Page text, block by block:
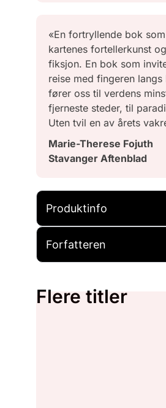
«En fortryllende bok
kartenes fortellerkunst
fiksjon. En bok som
reise med fingeren langs
fører oss til verdens
fjerneste steder, til
Uten tvil en av årets
Marie-Therese Fojuth
Stavanger Aftenblad
Produktinfo
Forfatteren
Flere titler